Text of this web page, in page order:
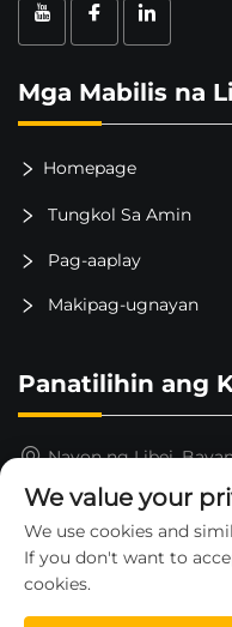
Mga Mabilis na
Homepage
Tungkol Sa Amin
Pag-aaplay
Makipag-ugnayan
Panatilihin ang
Nayon ng Libei,
15325652000
[email protected]
We value your
We use cookies and
If you don't want to
cookies.